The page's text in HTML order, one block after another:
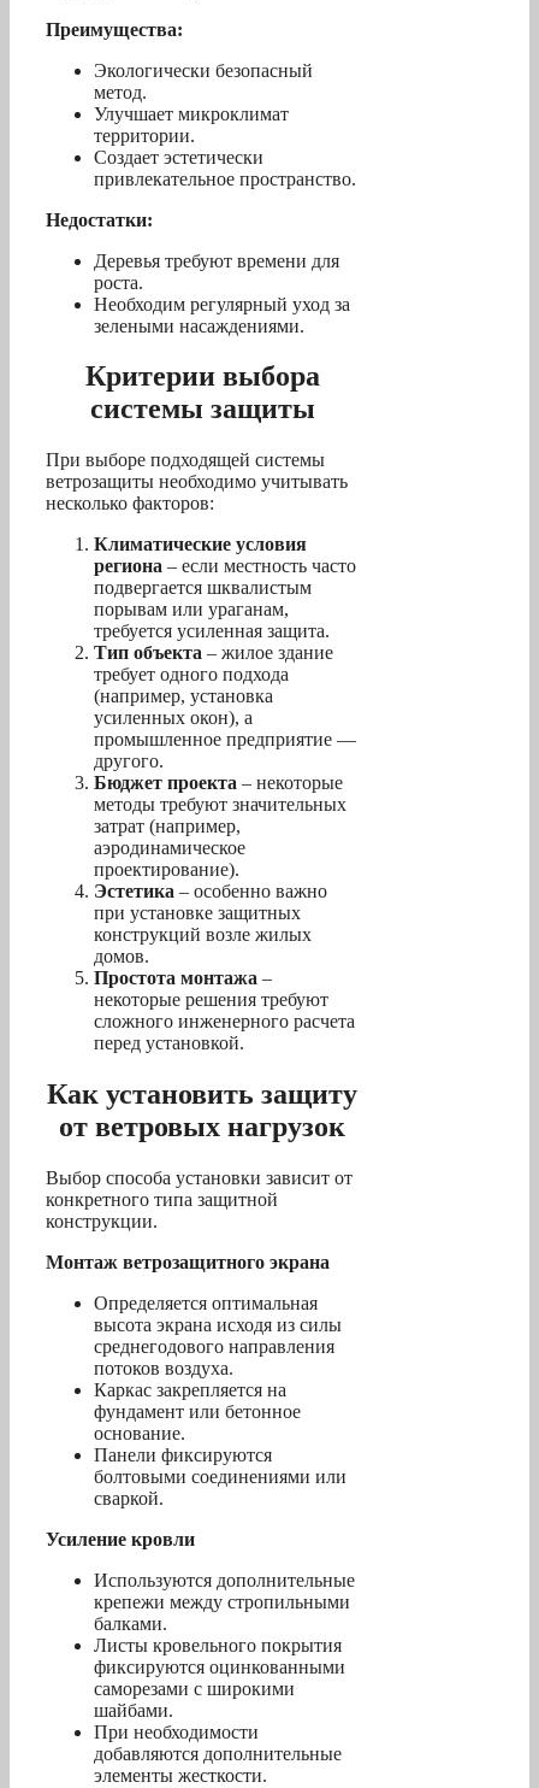
Преимущества:
Экологически безопасный
метод.
Улучшает микроклимат
территории.
Создает эстетически
привлекательное пространство.
Недостатки:
Деревья требуют времени для
роста.
Необходим регулярный уход за
зелеными насаждениями.
Критерии выбора
системы защиты
При выборе подходящей системы
ветрозащиты необходимо учитывать
несколько факторов:
Климатические условия
региона – если местность часто
подвергается шквалистым
порывам или ураганам,
требуется усиленная защита.
Тип объекта – жилое здание
требует одного подхода
(например, установка
усиленных окон), а
промышленное предприятие —
другого.
Бюджет проекта – некоторые
методы требуют значительных
затрат (например,
аэродинамическое
проектирование).
Эстетика – особенно важно
при установке защитных
конструкций возле жилых
домов.
Простота монтажа –
некоторые решения требуют
сложного инженерного расчета
перед установкой.
Как установить защиту
от ветровых нагрузок
Выбор способа установки зависит от
конкретного типа защитной
конструкции.
Монтаж ветрозащитного экрана
Определяется оптимальная
высота экрана исходя из силы
среднегодового направления
потоков воздуха.
Каркас закрепляется на
фундамент или бетонное
основание.
Панели фиксируются
болтовыми соединениями или
сваркой.
Усиление кровли
Используются дополнительные
крепежи между стропильными
балками.
Листы кровельного покрытия
фиксируются оцинкованными
саморезами с широкими
шайбами.
При необходимости
добавляются дополнительные
элементы жесткости.